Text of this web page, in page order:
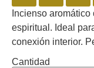
Incienso
espiritual. Ideal
conexión interior.
Cantidad